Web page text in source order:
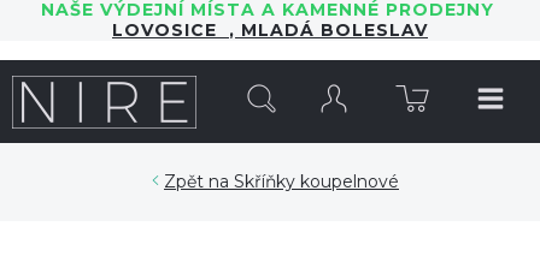
NAŠE VÝDEJNÍ MÍSTA A KAMENNÉ PRODEJNY
LOVOSICE , MLADÁ BOLESLAV
Skříňky koupelnové